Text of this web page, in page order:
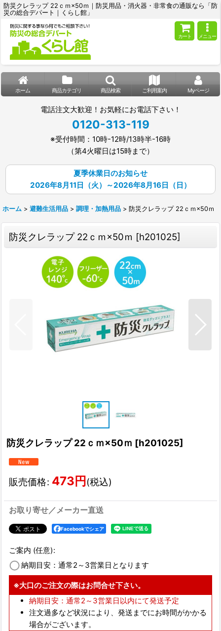
防災クレラップ 22ｃｍ×50ｍ｜防災用品・消火器・非常食の通販なら「防
災の総合デパート｜くらし館」
カート メニュー
ホーム 商品カテゴリ 商品検索 ご利用案内 Myページ
電話注文大歓迎！お気軽にお電話下さい！
0120-313-119
※受付時間：10時-12時/13時半-16時
（第4火曜日は15時まで）
夏季休業日のお知らせ
2026年8月11日（火）～2026年8月16日（日）
ホーム > 避難生活用品 > 調理・加熱用品 > 防災クレラップ 22ｃｍ×50ｍ
防災クレラップ 22ｃｍ×50ｍ [h201025]
防災クレラップ 22ｃｍ×50ｍ [h201025]
販売価格: 473 円 (税込)
お取り寄せ／メーカー直送
Facebookでシェア
ご案内 (任意):
納期目安：通常2～3営業日となります
※大口のご注文の際はお問合せ下さい。
納期目安：通常2～3営業日以内にて発送予定
注文過多など状況により、発送までにお時間がかかる
場合がございます。